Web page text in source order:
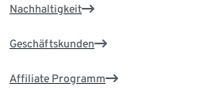
Nachhaltigkeit
Geschäftskunden
Affiliate Programm